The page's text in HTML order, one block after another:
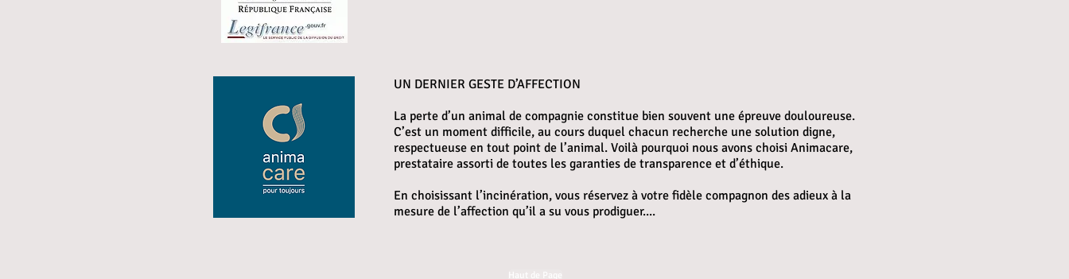
UN DERNIER GESTE D’AFFECTION
La perte d’un animal de compagnie constitue bien souvent une épreuve douloureuse.
C’est un moment difficile, au cours duquel chacun recherche une solution digne,
respectueuse en tout point de l’animal. Voilà pourquoi nous avons choisi Animacare,
prestataire assorti de toutes les garanties de transparence et d’éthique.
En choisissant l’incinération, vous réservez à votre fidèle compagnon des adieux à la
mesure de l’affection qu’il a su vous prodiguer....